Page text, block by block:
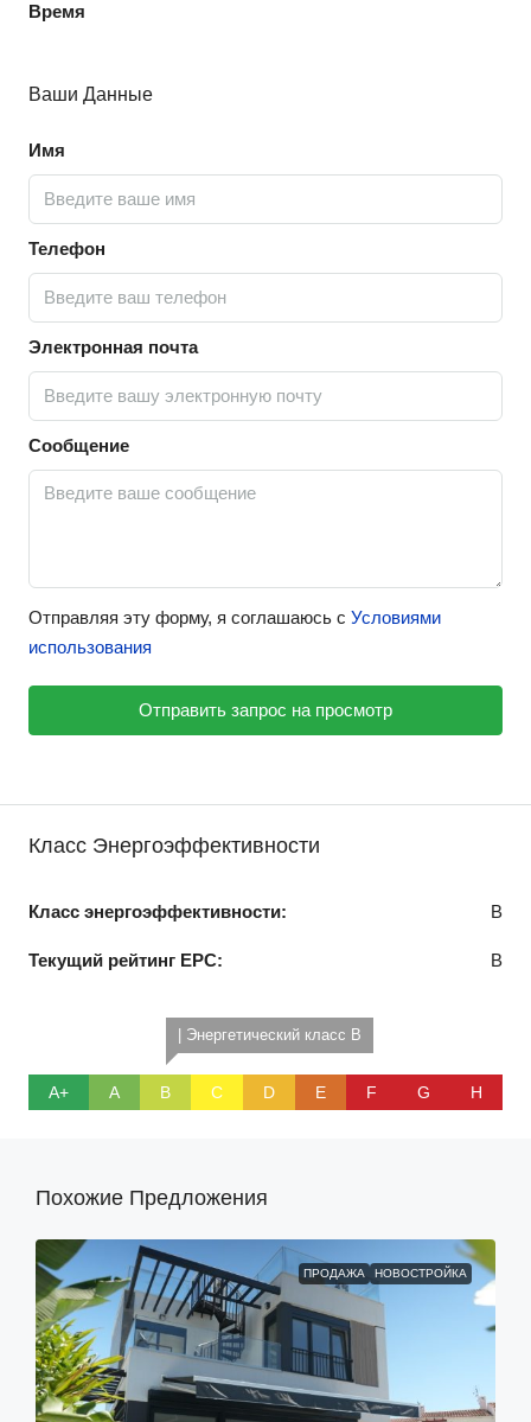
Время
Ваши Данные
Имя
Телефон
Электронная почта
Сообщение
Отправляя эту форму, я соглашаюсь с Условиями
использования
Отправить запрос на просмотр
Класс Энергоэффективности
Класс энергоэффективности: B
Текущий рейтинг EPC: B
A+ A
| Энергетический класс B
B C D E F G H
Похожие Предложения
ПРОДАЖА НОВОСТРОЙКА